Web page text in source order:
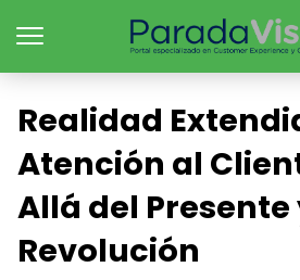
Realidad
Atención al
Allá del Presente
Revolución